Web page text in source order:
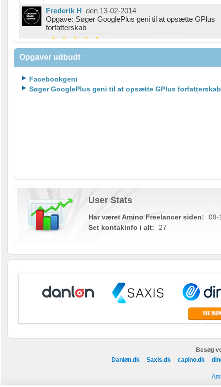
Frederik H den 13-02-2014
Opgave: Søger GooglePlus geni til at opsætte GPlus
forfatterskab
"Tak for god kommunikation og et godt samarbejde!"
Opgaver udbudt
Facebookgeni
Søger GooglePlus geni til at opsætte GPlus forfatterskab
User Stats
Har været Amino Freelancer siden:
09-
Set kontakinfo i alt:
27
Besøg
Danløn.dk
Saxis.dk capino.dk